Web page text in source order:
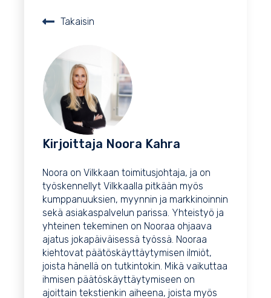
Takaisin
Kirjoittaja Noora Kahra
Noora on Vilkkaan toimitusjohtaja, ja on
työskennellyt Vilkkaalla pitkään myös
kumppanuuksien, myynnin ja markkinoinnin
sekä asiakaspalvelun parissa. Yhteistyö ja
yhteinen tekeminen on Nooraa ohjaava
ajatus jokapäiväisessä työssä. Nooraa
kiehtovat päätöskäyttäytymisen ilmiöt,
joista hänellä on tutkintokin. Mikä vaikuttaa
ihmisen päätöskäyttäytymiseen on
ajoittain tekstienkin aiheena, joista myös